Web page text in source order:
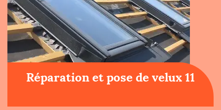
Réparation et pose de velux 11